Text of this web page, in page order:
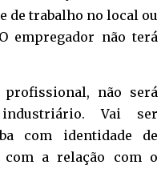
de trabalho no local ou
empregador não terá
não será
Vai ser
com identidade de
com a relação com o